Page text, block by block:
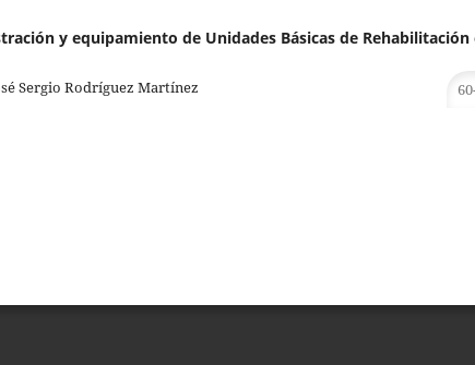
y equipamiento de Unidades Básicas de Rehabilitación
Sergio Rodríguez Martínez